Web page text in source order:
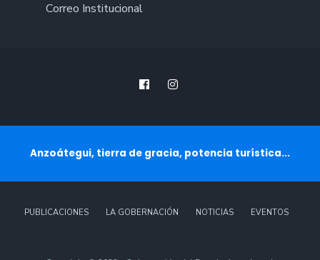
Correo Institucional
Anzoátegui, tierra de gracia, potencia turística...
PUBLICACIONES LA GOBERNACIÓN NOTICIAS EVENTOS